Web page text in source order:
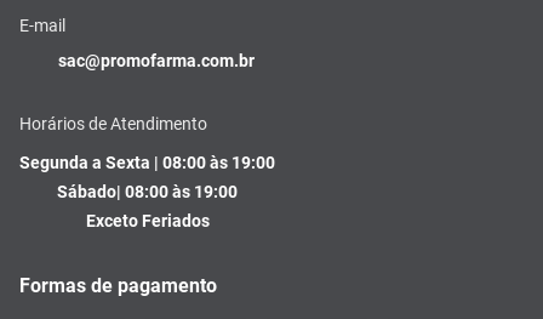
E-mail
sac@promofarma.com.br
Horários de Atendimento
Segunda a Sexta | 08:00 às 19:00
Sábado| 08:00 às 19:00
Exceto Feriados
Formas de pagamento